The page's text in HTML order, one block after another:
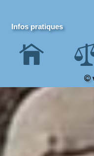
Infos pratiques